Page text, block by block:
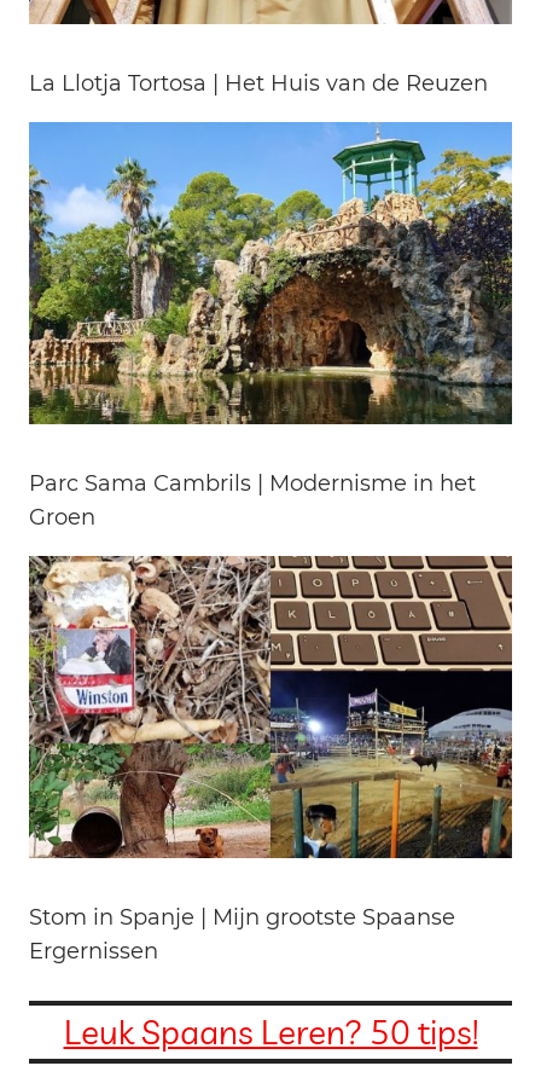
La Llotja Tortosa | Het Huis van de Reuzen
Parc Sama Cambrils | Modernisme in het
Groen
Stom in Spanje | Mijn grootste Spaanse
Ergernissen
Leuk Spaans Leren? 50 tips!